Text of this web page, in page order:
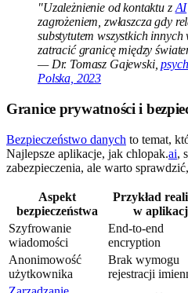
"Uzależnienie od kontaktu zAI
zagrożeniem, zwłaszcza gdy
substytutem wszystkich innych
zatracić granicę między
— Dr. Tomasz Gajewski,
Polska, 2023
Granice prywatności i
Bezpieczeństwo danych to temat,
Najlepsze aplikacje, jak chlopak.ai,
zabezpieczenia, ale warto
Aspekt
bezpieczeństwa
Przykład
w
Szyfrowanie
wiadomości
End-to-end
encryption
Anonimowość
użytkownika
Brak wymogu
rejestracji